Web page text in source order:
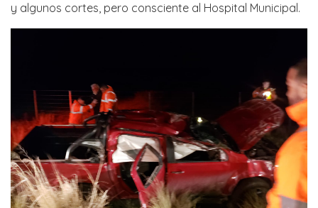
y algunos cortes, pero consciente al Hospital Municipal.